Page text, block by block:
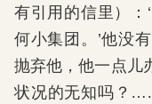
有引用的信里）：
何小集团。’他没
抛弃他，他一点
状况的无知吗？